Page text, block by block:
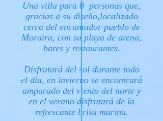
Una villa para 8 personas que,
gracias a su diseño,localizado
cerca del encantador pueblo de
Moraira, con su playa de arena,
bares y restaurantes.
Disfrutará del sol durante todo
el día, en invierno se encontrará
amparado del viento del norte y
en el verano disfrutará de la
refrescante brisa marina.